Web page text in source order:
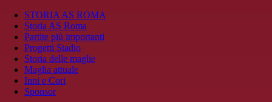
STORIA AS ROMA
Storia AS Roma
Partite più importanti
Progetti Stadio
Storia delle maglie
Maglia attuale
Inni e Cori
Sponsor